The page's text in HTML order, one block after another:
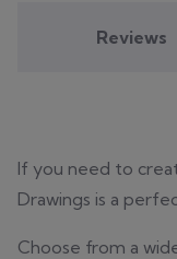
Reviews
If you need to
Drawings is a
Choose from a